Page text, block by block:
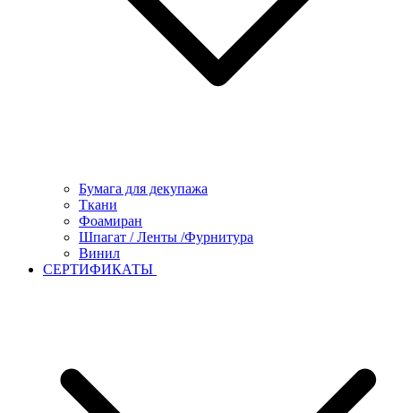
Бумага для декупажа
Ткани
Фоамиран
Шпагат / Ленты /Фурнитура
Винил
СЕРТИФИКАТЫ